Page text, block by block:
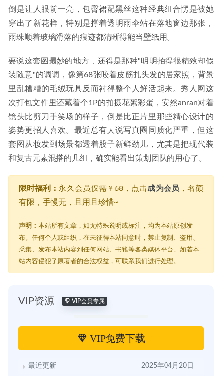
倒是让人眼前一亮，包臀裙配黑丝这种经典组合愣是被她
穿出了新花样，特别是撑着透明雨伞站在落地窗边那张，
雨珠顺着玻璃滑落的痕迹都清晰得能当壁纸用。
要说这套图最妙的地方，还得是那种"明明拍得很精致却假
装随意"的调调，像第68张咬着皮筋扎头发的居家照，背景
里乱糟糟的毛绒玩具反而衬得整个人鲜活起来。秀人网这
次打包文件里还藏着个1P的拍摄花絮彩蛋，安然anran对着
镜头比剪刀手笑场的样子，倒是比正片里那些精心设计的
姿势更招人喜欢。最近总有人说写真圈同质化严重，但这
套图从妆发到场景都透着股子新鲜劲儿，尤其是把现代装
和复古元素混搭的几组，确实能看出策划团队的用心了。
限时福利： 永久会员仅需￥68，点击成为会员 ，名额
有限，手慢无，且用且珍惜~
声明： 本站所有文章，如无特殊说明或标注，均为本站原创发
布。任何个人或组织，在未征得本站同意时，禁止复制、盗用、
采集、发布本站内容到任何网站、书籍等各类媒体平台。如若本
站内容侵犯了原著者的合法权益，可联系我们进行处理。
VIP资源 VIP会员专属
VIP免费下载
最近更新 2025年04月20日